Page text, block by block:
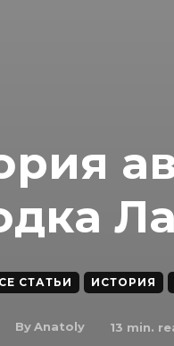
СТАТЬИ ИСТОРИЯ
ByAnatoly 13 min.